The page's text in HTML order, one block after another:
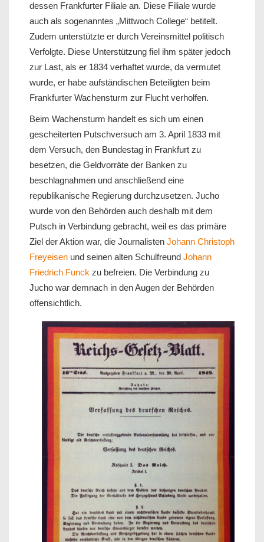
dessen Frankfurter Filiale an. Diese Filiale wurde
auch als sogenanntes „Mittwoch College“ betitelt.
Zudem unterstützte er durch Vereinsmittel politisch
Verfolgte. Diese Unterstützung fiel ihm später jedoch
zur Last, als er 1834 verhaftet wurde, da vermutet
wurde, er habe aufständischen Beteiligten beim
Frankfurter Wachensturm zur Flucht verholfen.
Beim Wachensturm handelt es sich um einen
gescheiterten Putschversuch am 3. April 1833 mit
dem Versuch, den Bundestag in Frankfurt zu
besetzen, die Geldvorräte der Banken zu
beschlagnahmen und anschließend eine
republikanische Regierung durchzusetzen. Jucho
wurde von den Behörden auch deshalb mit dem
Putsch in Verbindung gebracht, weil es das primäre
Ziel der Aktion war, die Journalisten Johann Christoph
Freyeisen und seinen alten Schulfreund Johann
Friedrich Funck zu befreien. Die Verbindung zu
Jucho war demnach in den Augen der Behörden
offensichtlich.